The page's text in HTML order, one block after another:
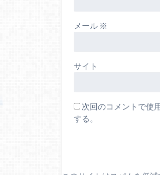
メール ※
サイト
次回のコメントで使
する。